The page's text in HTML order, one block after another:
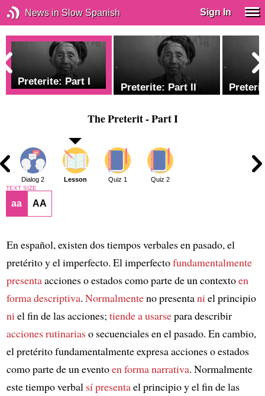
News in Slow Spanish Sign In
Preterite: Part I Preterite: Part II
The Preterit - Part I
Dialog 2 Lesson Quiz 1 Quiz 2
TEXT SIZE
aa AA
En español, existen dos tiempos verbales en pasado, el
pretérito y el imperfecto. El imperfectofundamentalmente
presentaacciones o estados como parte de un contextoen
forma descriptiva. Normalmenteno presentani el principio
ni el fin de las acciones; tiende a usarsepara describir
acciones rutinariaso secuenciales en el pasado. En cambio,
el pretérito fundamentalmente expresa acciones o estados
como parte de un eventoen forma narrativa. Normalmente
este tiempo verbal sí presentael principio y el fin de las